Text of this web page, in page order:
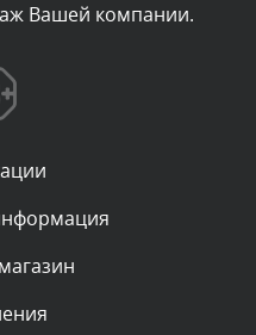
после проверки
после проверки
Вашей компании.